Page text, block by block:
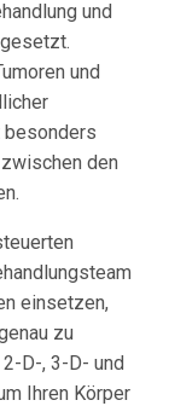
und
und
besonders
den
einsetzen,
zu
D-, 3-D- und
Ihren Körper